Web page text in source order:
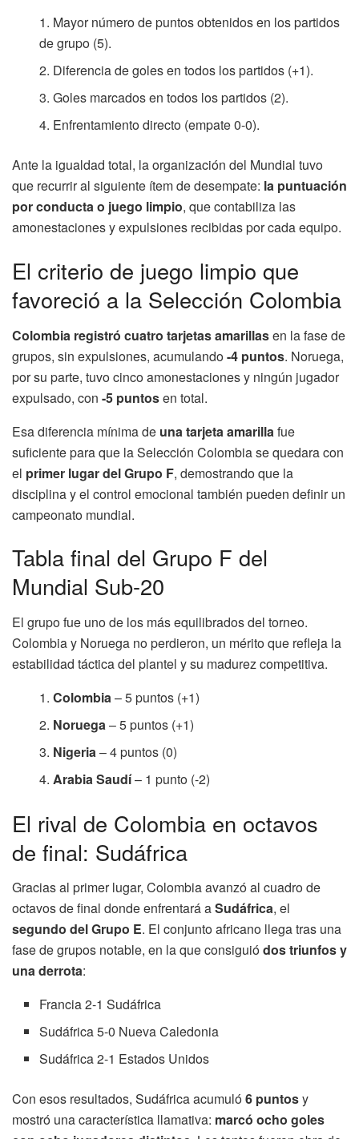
Mayor número de puntos obtenidos en los partidos
de grupo (5).
Diferencia de goles en todos los partidos (+1).
Goles marcados en todos los partidos (2).
Enfrentamiento directo (empate 0-0).
Ante la igualdad total, la organización del Mundial tuvo
que recurrir al siguiente ítem de desempate: la puntuación
por conducta o juego limpio, que contabiliza las
amonestaciones y expulsiones recibidas por cada equipo.
El criterio de juego limpio que
favoreció a la Selección Colombia
Colombia registró cuatro tarjetas amarillasen la fase de
grupos, sin expulsiones, acumulando-4 puntos. Noruega,
por su parte, tuvo cinco amonestaciones y ningún jugador
expulsado, con -5 puntosen total.
Esa diferencia mínima de una tarjeta amarilla fue
suficiente para que la Selección Colombia se quedara con
el primer lugar del Grupo F, demostrando que la
disciplina y el control emocional también pueden definir un
campeonato mundial.
Tabla final del Grupo F del
Mundial Sub-20
El grupo fue uno de los más equilibrados del torneo.
Colombia y Noruega no perdieron, un mérito que refleja la
estabilidad táctica del plantel y su madurez competitiva.
Colombia– 5 puntos (+1)
Noruega– 5 puntos (+1)
Nigeria– 4 puntos (0)
Arabia Saudí– 1 punto (-2)
El rival de Colombia en octavos
de final: Sudáfrica
Gracias al primer lugar, Colombia avanzó al cuadro de
octavos de final donde enfrentará aSudáfrica, el
segundo del Grupo E. El conjunto africano llega tras una
fase de grupos notable, en la que consiguiódos triunfos y
una derrota:
Francia 2-1 Sudáfrica
Sudáfrica 5-0 Nueva Caledonia
Sudáfrica 2-1 Estados Unidos
Con esos resultados, Sudáfrica acumuló6 puntosy
mostró una característica llamativa: marcó ocho goles